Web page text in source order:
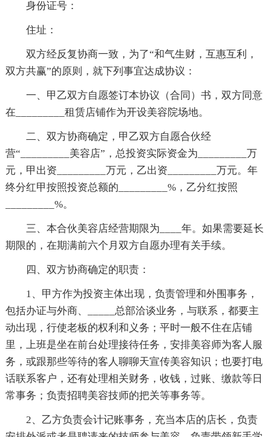
身份证号：
住址：
双方经反复协商一致，为了“和气生财，互惠互利，
双方共赢”的原则，就下列事宜达成协议：
一、甲乙双方自愿签订本协议（合同）书，双方同意
在_________租赁店铺作为开设美容院场地。
二、双方协商确定，甲乙双方自愿合伙经
营“_________美容店”，总投资实际资金为_________万
元，甲出资_________万元，乙出资_________万元。年
终分红甲按照投资总额的_________%，乙分红按照
_________%。
三、本合伙美容店经营期限为____年。如果需要延长
期限的，在期满前六个月双方自愿办理有关手续。
四、双方协商确定的职责：
1、甲方作为投资主体出现，负责管理和外围事务，
包括办证与外商、_____总部洽谈业务，与联系，都要主
动出现，行使老板的权利和义务；平时一般不住在店铺
里，上班是坐在前台处理接待任务，安排美容师为客人服
务，或跟那些等待的客人聊聊天宣传美容知识；也要打电
话联系客户，还有处理相关财务，收钱，过账、缴款等日
常事务；负责招聘美容技师的把关等事务等。
2、乙方负责会计记账事务，充当本店的店长，负责